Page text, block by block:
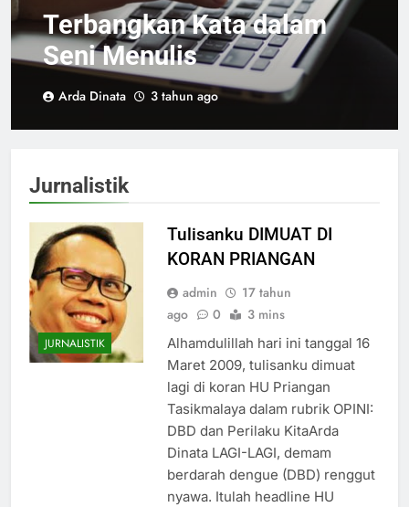
Terbangkan Kata dalam
Seni Menulis
Arda Dinata 3 tahun ago
Jurnalistik
JURNALISTIK
Tulisanku DIMUAT DI
KORAN PRIANGAN
admin
17 tahun
ago
0 3 mins
Alhamdulillah hari ini tanggal 16
Maret 2009, tulisanku dimuat
lagi di koran HU Priangan
Tasikmalaya dalam rubrik OPINI:
DBD dan Perilaku KitaArda
Dinata LAGI-LAGI, demam
berdarah dengue (DBD) renggut
nyawa. Itulah headline HU